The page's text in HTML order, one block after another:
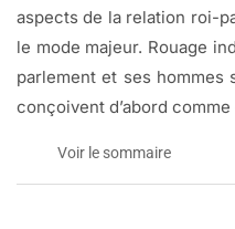
aspects de la relation roi-
le mode majeur. Rouage
parlement et ses hommes
conçoivent d’abord
Voir le sommaire